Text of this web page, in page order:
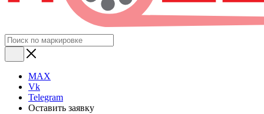
MAX
Vk
Telegram
Оставить заявку